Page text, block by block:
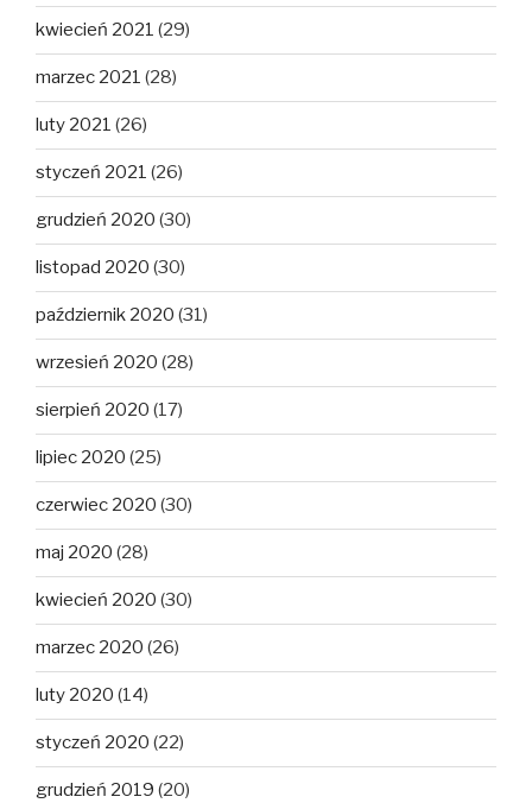
kwiecień 2021 (29)
marzec 2021 (28)
luty 2021 (26)
styczeń 2021 (26)
grudzień 2020 (30)
listopad 2020 (30)
październik 2020 (31)
wrzesień 2020 (28)
sierpień 2020 (17)
lipiec 2020 (25)
czerwiec 2020 (30)
maj 2020 (28)
kwiecień 2020 (30)
marzec 2020 (26)
luty 2020 (14)
styczeń 2020 (22)
grudzień 2019 (20)